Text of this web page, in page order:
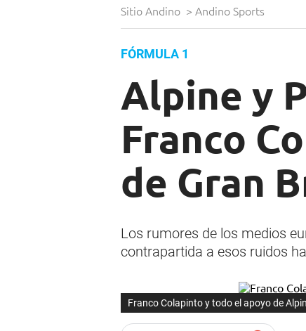
Sitio Andino > Andino Sports
FÓRMULA 1
Alpine y
Franco
de Gran
Los rumores de los medios
contrapartida a esos ruidos
Franco Colapinto y todo el apoyo de